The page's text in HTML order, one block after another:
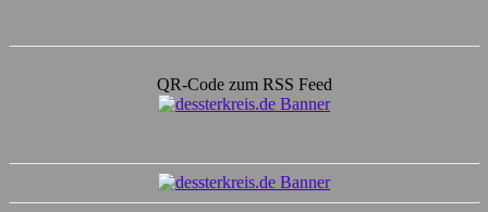
QR-Code zum RSS Feed